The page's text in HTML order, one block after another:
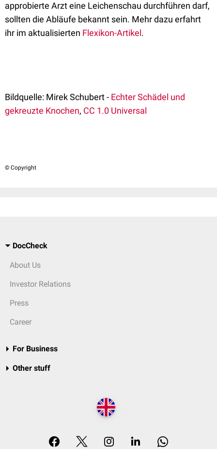
approbierte Arzt eine Leichenschau durchführen darf,
sollten die Abläufe bekannt sein. Mehr dazu erfahrt
ihr im aktualisierten Flexikon-Artikel.
Bildquelle: Mirek Schubert - Echter Schädel und
gekreuzte Knochen, CC 1.0 Universal
© Copyright
DocCheck
About Us
Investor Relations
Press
Career
For Business
Other stuff